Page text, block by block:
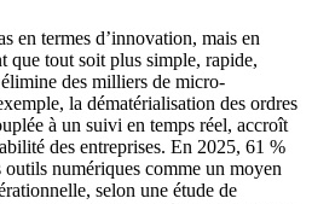
en termes d’innovation, mais en
que tout soit plus simple, rapide,
des milliers de micro-
la dématérialisation des ordres
à un suivi en temps réel, accroît
des entreprises. En 2025, 61 %
outils numériques comme un moyen
selon une étude de